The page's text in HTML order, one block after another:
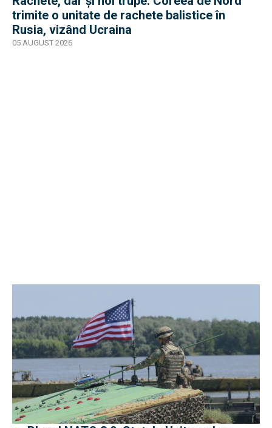
trimite o unitate de rachete balistice în
Rusia, vizând Ucraina
05 AUGUST 2026